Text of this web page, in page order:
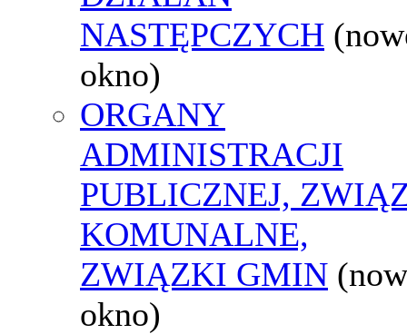
NASTĘPCZYCH
okno)
ORGANY
ADMINISTRACJI
PUBLICZNEJ,
KOMUNALNE,
ZWIĄZKI GMIN
okno)